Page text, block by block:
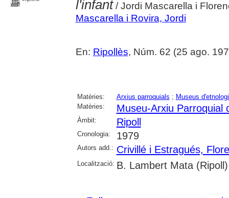
l'infant/ Jordi Mascarella i
Mascarella i Rovira, Jordi
En: Ripollès, Núm. 62 (25 ago.
Matèries: Arxius parroquials ; Museus
Matèries:
Museu-Arxiu Parroquial
Àmbit: Ripoll
Cronologia: 1979
Autors add.: Crivillé i Estragués,
Localització: B. Lambert Mata (Ripoll)